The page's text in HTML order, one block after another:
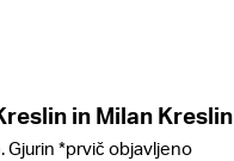
in Milan Kreslin
Gjurin *prvič objavljeno